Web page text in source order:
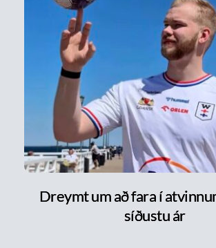
Dreymt um að fara í
síðustu ár